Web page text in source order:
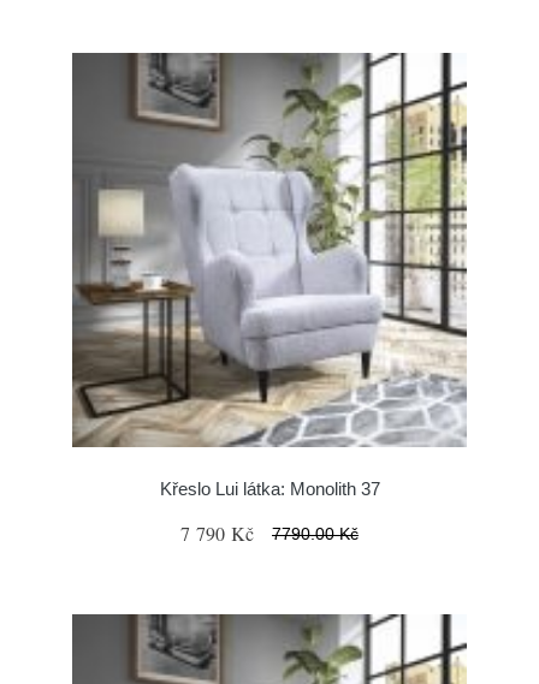
Křeslo Lui látka: Monolith 37
7 790 Kč 7790.00 Kč